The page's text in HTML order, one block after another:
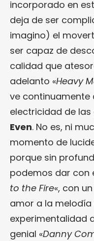
incorporado en
deja de ser
imagino) el
ser capaz de
calidad que
adelanto «Heavy
ve
electricidad de
Even. No es, ni
momento de
porque sin
podemos dar con
to the Fire«, con
amor a la melodía
experimentalidad
genial «Danny